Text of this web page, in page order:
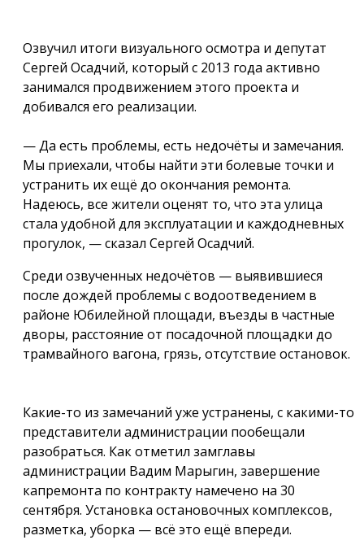
Озвучил итоги визуального осмотра и депутат
Сергей Осадчий, который с 2013 года активно
занимался продвижением этого проекта и
добивался его реализации.
— Да есть проблемы, есть недочёты и замечания.
Мы приехали, чтобы найти эти болевые точки и
устранить их ещё до окончания ремонта.
Надеюсь, все жители оценят то, что эта улица
стала удобной для эксплуатации и каждодневных
прогулок, — сказал Сергей Осадчий.
Среди озвученных недочётов — выявившиеся
после дождей проблемы с водоотведением в
районе Юбилейной площади, въезды в частные
дворы, расстояние от посадочной площадки до
трамвайного вагона, грязь, отсутствие остановок.
Какие-то из замечаний уже устранены, с какими-то
представители администрации пообещали
разобраться. Как отметил замглавы
администрации Вадим Марыгин, завершение
капремонта по контракту намечено на 30
сентября. Установка остановочных комплексов,
разметка, уборка — всё это ещё впереди.